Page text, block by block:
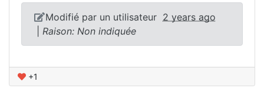
Modifié par un utilisateur 2 years ago
Raison: Non indiquée
+1